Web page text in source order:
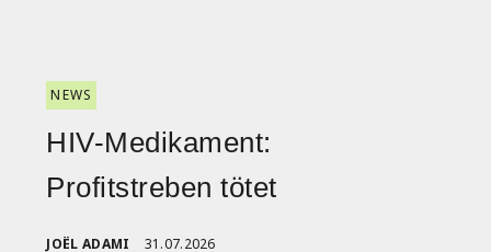
NEWS
HIV-Medikament:
Profitstreben tötet
JOËL ADAMI 31.07.2026